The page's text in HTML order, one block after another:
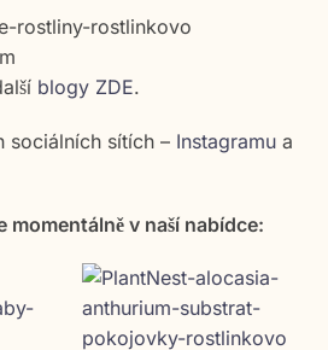
blogy ZDE.
sociálních sítích – Instagramu a
v naší nabídce: